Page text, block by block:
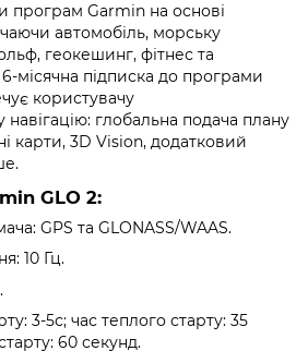
програм Garmin на основі
автомобіль, морську
геокешинг, фітнес та
6-місячна підписка до програми
користувачу
глобальна подача плану
карти, 3D Vision, додатковий
GLO 2:
GPS та GLONASS/WAAS.
10 Гц.
3-5с; час теплого старту: 35
60 секунд.